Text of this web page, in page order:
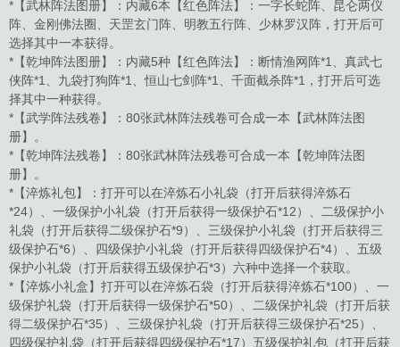
*【武林阵法图册】：内藏6本【红色阵法】：一字长蛇阵、昆仑两仪
阵、金刚佛法圈、天罡玄门阵、明教五行阵、少林罗汉阵，打开后可
选择其中一本获得。
*【乾坤阵法图册】：内藏5种【红色阵法】：断情渔网阵*1、真武七
侠阵*1、九袋打狗阵*1、恒山七剑阵*1、千面截杀阵*1，打开后可选
择其中一种获得。
*【武学阵法残卷】：80张武林阵法残卷可合成一本【武林阵法图
册】。
*【乾坤阵法残卷】：80张武林阵法残卷可合成一本【乾坤阵法图
册】。
*【淬炼礼包】：打开可以在淬炼石小礼袋（打开后获得淬炼石
*24）、一级保护小礼袋（打开后获得一级保护石*12）、二级保护小
礼袋（打开后获得二级保护石*9）、三级保护小礼袋（打开后获得三
级保护石*6）、四级保护小礼袋（打开后获得四级保护石*4）、五级
保护小礼袋（打开后获得五级保护石*3）六种中选择一个获取。
*【淬炼小礼盒】打开可以在淬炼石袋（打开后获得淬炼石*100）、一
级保护礼袋（打开后获得一级保护石*50）、二级保护礼袋（打开后获
得二级保护石*35）、三级保护礼袋（打开后获得三级保护石*25）、
四级保护礼袋（打开后获得四级保护石*17）五级保护礼包（打开后获